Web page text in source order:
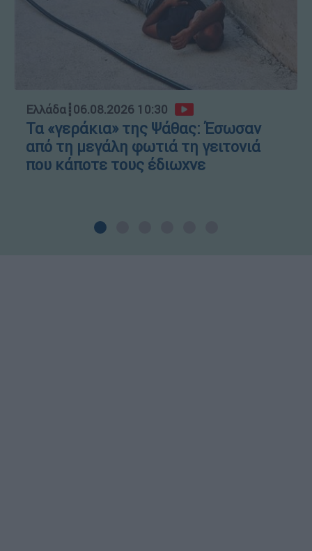
Ελλάδα┋06.08.2026 10:30
Τα «γεράκια» της Ψάθας: Έσωσαν
από τη μεγάλη φωτιά τη γειτονιά
που κάποτε τους έδιωχνε